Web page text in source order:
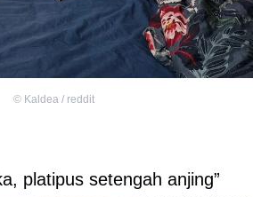
© Kaldea / reddit
platipus setengah anjing”